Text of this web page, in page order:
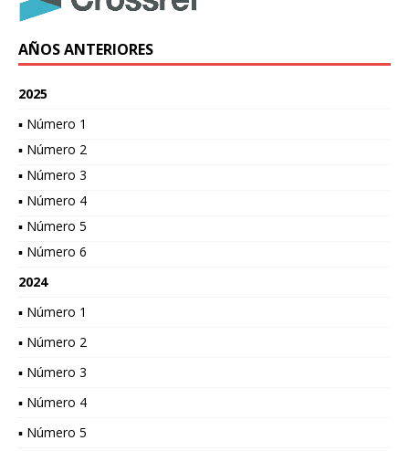
AÑOS ANTERIORES
2025
▪ Número 1
▪ Número 2
▪ Número 3
▪ Número 4
▪ Número 5
▪ Número 6
2024
▪ Número 1
▪ Número 2
▪ Número 3
▪ Número 4
▪ Número 5